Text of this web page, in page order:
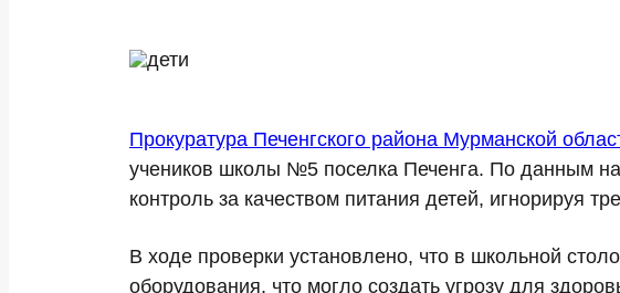
Прокуратура Печенгского района Мурманской
учеников школы №5 поселка Печенга. По данным
контроль за качеством питания детей, игнорируя
В ходе проверки установлено, что в школьной
оборудования, что могло создать угрозу для